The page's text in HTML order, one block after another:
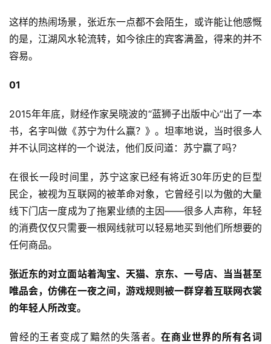
这样的热闹场景，张近东一点都不会陌生，或许能让他感慨
的是，江湖风水轮流转，如今徐庄的宾客满盈，得来的并不
容易。
01
2015年年底，财经作家吴晓波的“蓝狮子出版中心”出了一本
书，名字叫做《苏宁为什么赢？》。坦率地说，当时很多人
并不认同这样的一个说法，他们反问道：苏宁赢了吗？
在很长一段时间里，苏宁这家已经有将近30年历史的巨型
民企，被视为互联网的被革命对象，它曾经引以为傲的大量
线下门店一度成为了拖累业绩的主因——很多人声称，年轻
的消费仅仅只需要一根网线就可以轻易地买到他们所想要的
任何商品。
张近东的对立面站着淘宝、天猫、京东、一号店、当当甚至
唯品会，仿佛在一夜之间，游戏规则被一群穿着互联网衣裳
的年轻人所改变。
曾经的王者变成了黯然的失落者。在商业世界的所有名词